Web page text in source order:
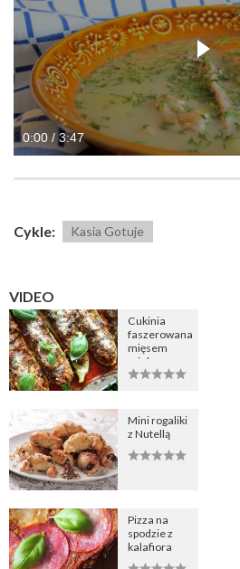
0:00 / 3:47
Cykle: Kasia Gotuje
VIDEO
Cukinia
faszerowana
mięsem
mielonym
Mini rogaliki
z Nutellą
Pizza na
spodzie z
kalafiora